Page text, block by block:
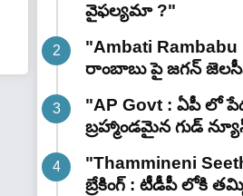
వైఫల్యమా ?"
"Ambati
రాంబాబు పై జగన్
"AP Govt : ఏపీ లో
బ్రహ్మాండమైన గుడ్
"Thammineni
బ్రేకింగ్ : టీడీపీ లోకి